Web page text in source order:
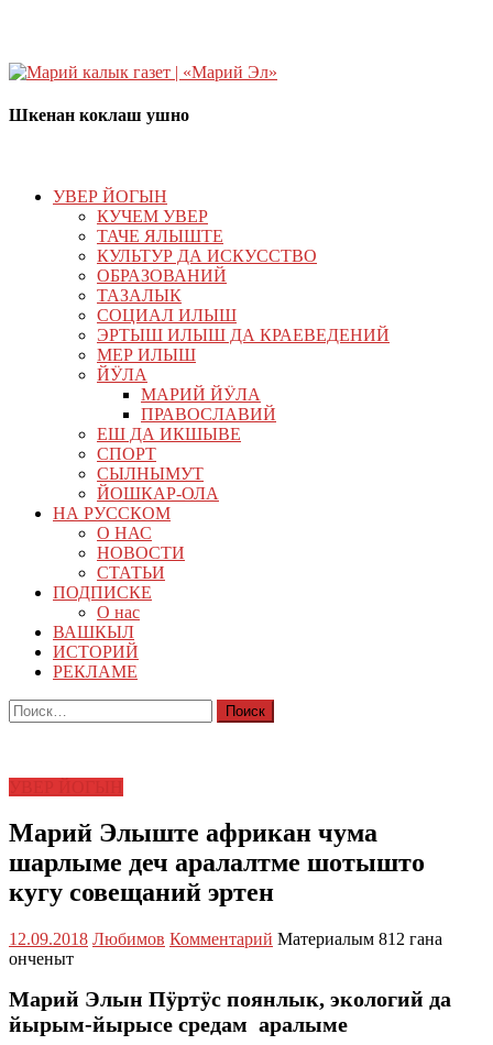
Шкенан коклаш ушно
УВЕР ЙОГЫН
КУЧЕМ УВЕР
ТАЧЕ ЯЛЫШТЕ
КУЛЬТУР ДА ИСКУССТВО
ОБРАЗОВАНИЙ
ТАЗАЛЫК
СОЦИАЛ ИЛЫШ
ЭРТЫШ ИЛЫШ ДА КРАЕВЕДЕНИЙ
МЕР ИЛЫШ
ЙӰЛА
МАРИЙ ЙӰЛА
ПРАВОСЛАВИЙ
ЕШ ДА ИКШЫВЕ
СПОРТ
СЫЛНЫМУТ
ЙОШКАР-ОЛА
НА РУССКОМ
О НАС
НОВОСТИ
СТАТЬИ
ПОДПИСКЕ
О нас
ВАШКЫЛ
ИСТОРИЙ
РЕКЛАМЕ
Найти:
Марий Элыште африкан чума
шарлыме деч аралалтме шотышто
кугу совещаний эртен
12.09.2018 Любимов Комментарий Материалым 812 гана
онченыт
Марий Элын Пӱртӱс поянлык, экологий да
йырым-йырысе средам аралыме